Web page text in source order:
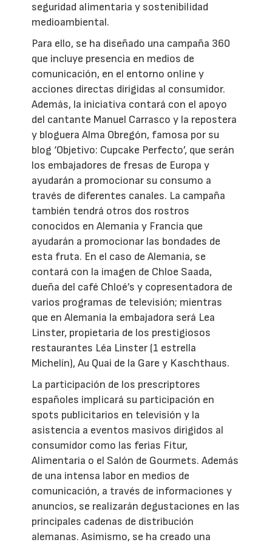
seguridad alimentaria y sostenibilidad
medioambiental.
Para ello, se ha diseñado una campaña 360
que incluye presencia en medios de
comunicación, en el entorno online y
acciones directas dirigidas al consumidor.
Además, la iniciativa contará con el apoyo
del cantante Manuel Carrasco y la repostera
y bloguera Alma Obregón, famosa por su
blog ‘Objetivo: Cupcake Perfecto’, que serán
los embajadores de fresas de Europa y
ayudarán a promocionar su consumo a
través de diferentes canales. La campaña
también tendrá otros dos rostros
conocidos en Alemania y Francia que
ayudarán a promocionar las bondades de
esta fruta. En el caso de Alemania, se
contará con la imagen de Chloe Saada,
dueña del café Chloé’s y copresentadora de
varios programas de televisión; mientras
que en Alemania la embajadora será Lea
Linster, propietaria de los prestigiosos
restaurantes Léa Linster (1 estrella
Michelín), Au Quai de la Gare y Kaschthaus.
La participación de los prescriptores
españoles implicará su participación en
spots publicitarios en televisión y la
asistencia a eventos masivos dirigidos al
consumidor como las ferias Fitur,
Alimentaria o el Salón de Gourmets. Además
de una intensa labor en medios de
comunicación, a través de informaciones y
anuncios, se realizarán degustaciones en las
principales cadenas de distribución
alemanas. Asimismo, se ha creado una